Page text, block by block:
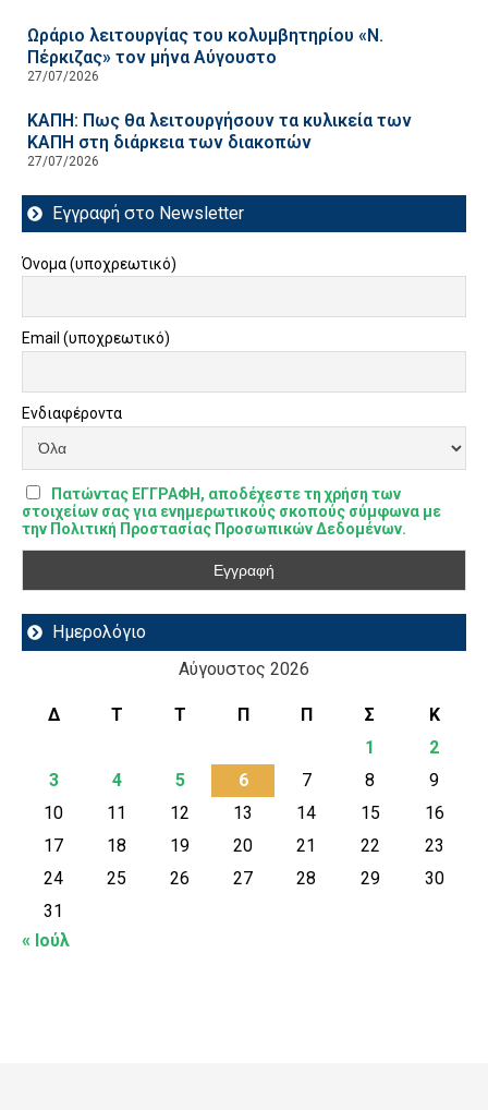
Ωράριο λειτουργίας του κολυμβητηρίου «Ν.
Πέρκιζας» τον μήνα Αύγουστο
27/07/2026
ΚΑΠΗ: Πως θα λειτουργήσουν τα κυλικεία των
ΚΑΠΗ στη διάρκεια των διακοπών
27/07/2026
Εγγραφή στο Newsletter
Όνομα (υποχρεωτικό)
Email (υποχρεωτικό)
Ενδιαφέροντα
Πατώντας ΕΓΓΡΑΦΗ, αποδέχεστε τη χρήση των
στοιχείων σας για ενημερωτικούς σκοπούς σύμφωνα με
την Πολιτική Προστασίας Προσωπικών Δεδομένων.
Ημερολόγιο
Αύγουστος 2026
Δ Τ Τ Π Π Σ
Κ
1
2
3
4 5 6 7 8
9
10
11 12 13 14 15
16
17
18 19 20 21 22
23
24
25 26 27 28 29
30
31
« Ιούλ